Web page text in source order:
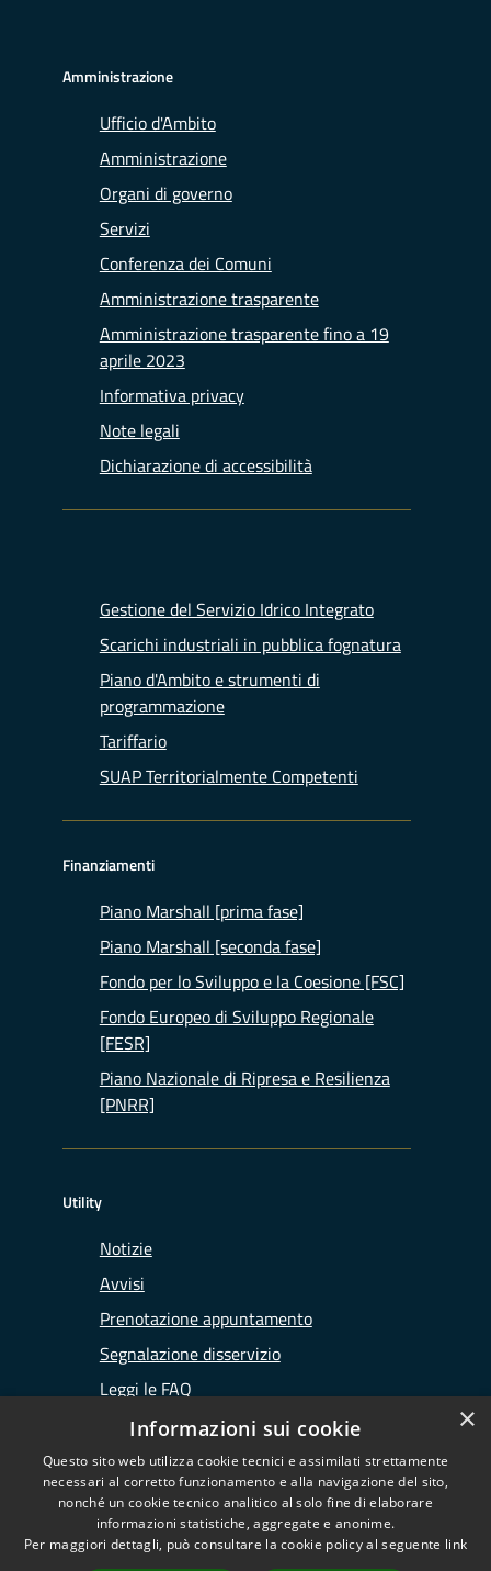
Amministrazione
Ufficio d'Ambito
Amministrazione
Organi di governo
Servizi
Conferenza dei Comuni
Amministrazione trasparente
Amministrazione trasparente fino a 19
aprile 2023
Informativa privacy
Note legali
Dichiarazione di accessibilità
Gestione del Servizio Idrico Integrato
Scarichi industriali in pubblica fognatura
Piano d'Ambito e strumenti di
programmazione
Tariffario
SUAP Territorialmente Competenti
Finanziamenti
Piano Marshall [prima fase]
Piano Marshall [seconda fase]
Fondo per lo Sviluppo e la Coesione [FSC]
Fondo Europeo di Sviluppo Regionale
[FESR]
Piano Nazionale di Ripresa e Resilienza
[PNRR]
Utility
Notizie
Avvisi
Prenotazione appuntamento
Segnalazione disservizio
Leggi le FAQ
Richiesta assistenza
RSS
Accessibilità
Copyright © 2026 • Ufficio
×
Informazioni sui cookie
Questo sito web utilizza cookie tecnici e assimilati strettamente
necessari al corretto funzionamento e alla navigazione del sito,
nonché un cookie tecnico analitico al solo fine di elaborare
informazioni statistiche, aggregate e anonime.
Per maggiori dettagli, può consultare la cookie policy al seguente link